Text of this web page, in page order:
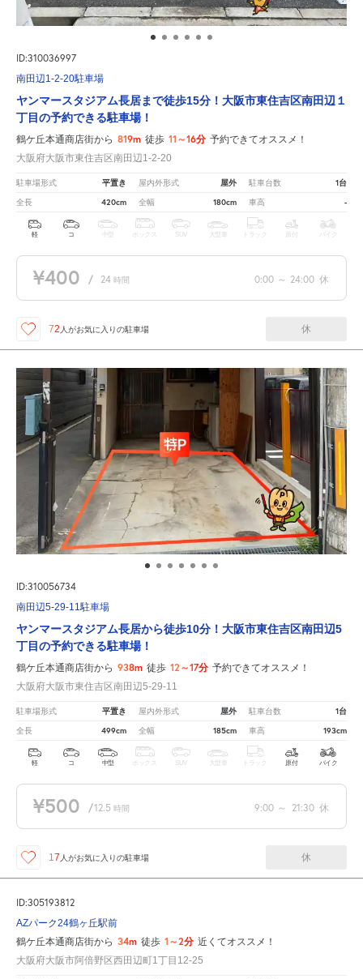
ID:310036997
南田辺1-2-20駐車場
ヤンマースタジアム長居まで徒歩15分！大阪市東住吉区南田辺１
丁目の予約できる駐車場！
鶴ケ丘本通商店街から 819m 徒歩 11～16分 予約できてオススメ！
大阪府大阪市東住吉区南田辺1-2-20
駐車場形式 平置き 屋内外形式 屋外 駐車台数 1台
全長 420cm 全幅 180cm 車高 -
軽 コ 中型 ボックス SUV 大型車 トラック 原付 バイク
¥400 / 24 時間 0:00 ～ 24:00 休
72 人がお気に入りの駐車場 休
ID:310056734
南田辺5-29-11駐車場
ヤンマースタジアム長居から徒歩10分！大阪市東住吉区南田辺5
丁目の予約できる駐車場！
鶴ケ丘本通商店街から 938m 徒歩 12～17分 予約できてオススメ！
大阪府大阪市東住吉区南田辺5-29-11
駐車場形式 平置き 屋内外形式 屋外 駐車台数 1台
全長 499cm 全幅 185cm 車高 193cm
軽 コ 中型 ボックス SUV 大型車 トラック 原付 バイク
¥500 /12.5 時間 9:00 ～ 21:30 休
17 人がお気に入りの駐車場 休
ID:305193812
AZパーク24鶴ヶ丘駅前
鶴ケ丘本通商店街から 34m 徒歩 1～2分 近くてオススメ！
大阪府大阪市阿倍野区西田辺町1丁目12-25